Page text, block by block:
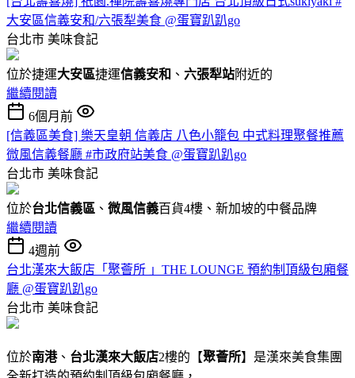
大安區信義安和/六張犁美食 @蛋寶趴趴go
台北市 美味食記
位於捷運大安區捷運信義安和 、 六張犁站附近的
繼續閱讀
6個月前
[信義區美食] 樂天皇朝 信義店 八色小籠包 中式料理聚餐推薦
微風信義餐廳 #市政府站美食 @蛋寶趴趴go
台北市 美味食記
位於台北信義區 、 微風信義百貨4樓、新加坡的中餐品牌
繼續閱讀
4週前
台北漢來大飯店「聚薈所 」THE LOUNGE 預約制頂級包廂餐
廳 @蛋寶趴趴go
台北市 美味食記
位於南港、 台北漢來大飯店2樓的【聚薈所】是漢來美食集團